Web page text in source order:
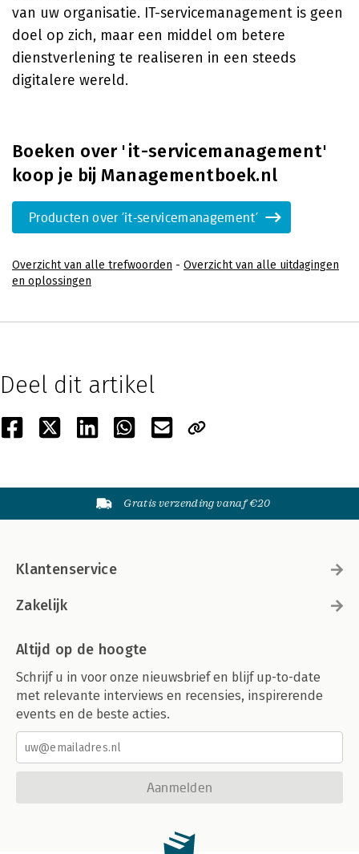
van uw organisatie. IT-servicemanagement is geen
doel op zich, maar een middel om betere
dienstverlening te realiseren in een steeds
digitalere wereld.
Boeken over 'it-servicemanagement'
koop je bij Managementboek.nl
Producten over 'it-servicemanagement'
Overzicht van alle trefwoorden - Overzicht van alle uitdagingen
en oplossingen
Deel dit artikel
Gratis verzending vanaf €20
Klantenservice
Zakelijk
Altijd op de hoogte
Schrijf u in voor onze nieuwsbrief en blijf up-to-date
met relevante interviews en recensies, inspirerende
events en de beste acties.
Aanmelden